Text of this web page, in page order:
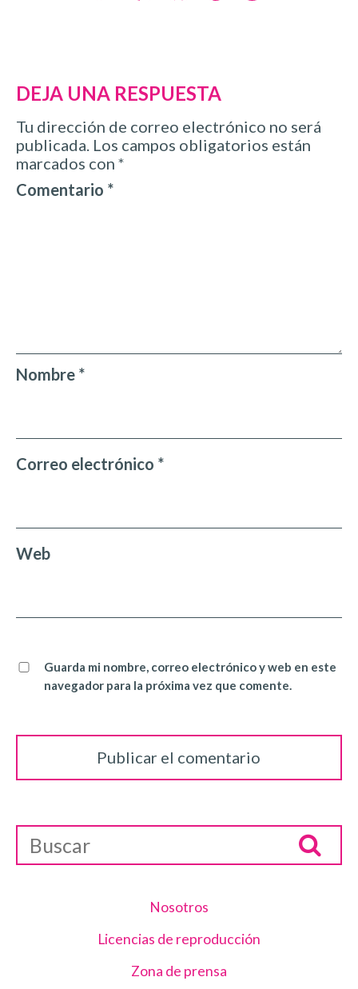
DEJA UNA RESPUESTA
Tu dirección de correo electrónico no será
publicada. Los campos obligatorios están
marcados con *
Comentario *
Nombre *
Correo electrónico *
Web
Guarda mi nombre, correo electrónico y web en este
navegador para la próxima vez que comente.
Nosotros
Licencias de reproducción
Zona de prensa